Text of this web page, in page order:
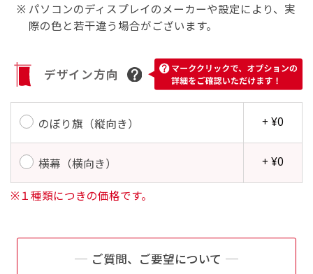
パソコンのディスプレイのメーカーや設定により、実
際の色と若干違う場合がございます。
デザイン方向
のぼり旗（縦向き） + ¥0
横幕（横向き） + ¥0
※１種類につきの価格です。
ご質問、ご要望について
ミニ(10x30)
台座タイプ・吸盤タイプ・クリップタイプがござ
います。レジカウンターや商品棚にぴったりで
す。かわいいい＆おしゃれなのぼりです。台はセ
ットでついてます。
遠くからでも視認しやすいジャンボサイズです。
ミニ(30x10)
台座タイプ・吸盤タイプ・クリップタイプがござ
います。レジカウンターや商品棚にぴったりで
す。かわいいい＆おしゃれなのぼりです。台はセ
ットでついてます。
遠くからでも視認しやすいジャンボサイズです。